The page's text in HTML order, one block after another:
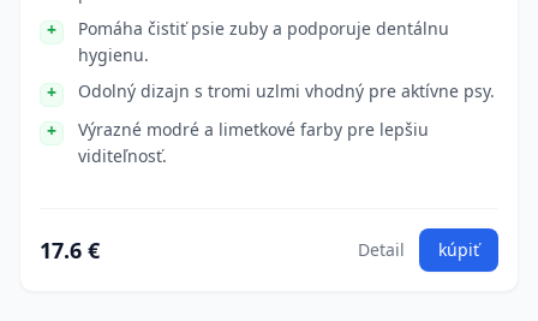
Pomáha čistiť psie zuby a podporuje dentálnu
hygienu.
Odolný dizajn s tromi uzlmi vhodný pre aktívne psy.
Výrazné modré a limetkové farby pre lepšiu
viditeľnosť.
17.6 € Detail kúpiť